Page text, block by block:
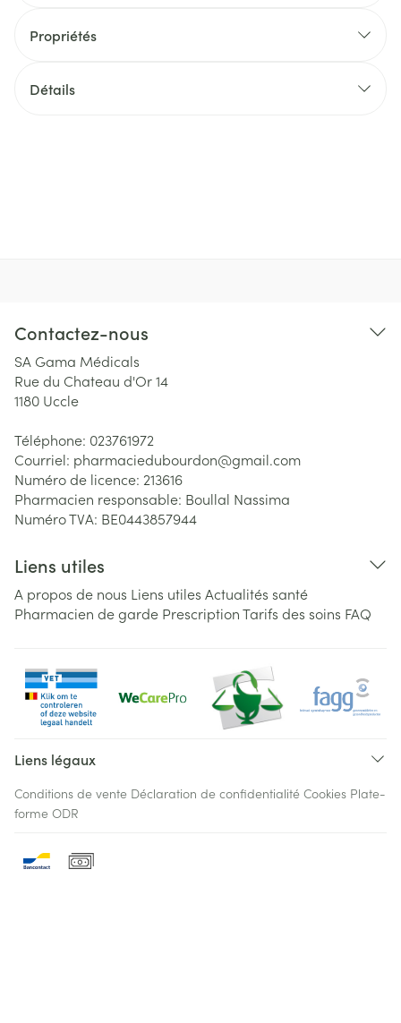
Propriétés
Détails
Contactez-nous
SA Gama Médicals
Rue du Chateau d'Or 14
1180 Uccle
Téléphone: 023761972
Courriel: pharmaciedubourdon@gmail.com
Numéro de licence: 213616
Pharmacien responsable: Boullal Nassima
Numéro TVA: BE0443857944
Liens utiles
A propos de nous Liens utiles Actualités santé
Pharmacien de garde PrescriptionTarifs des soins FAQ
Liens légaux
Conditions de vente Déclaration de confidentialité Cookies Plate-
forme ODR